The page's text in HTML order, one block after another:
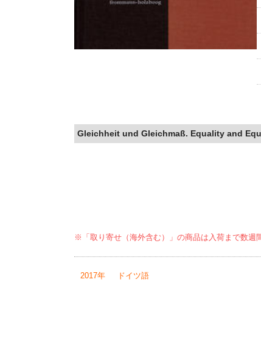
Gleichheit und Gleichmaß. Equality and
※「取り寄せ（海外含む）」の商品は入荷まで数週
2017年 ドイツ語